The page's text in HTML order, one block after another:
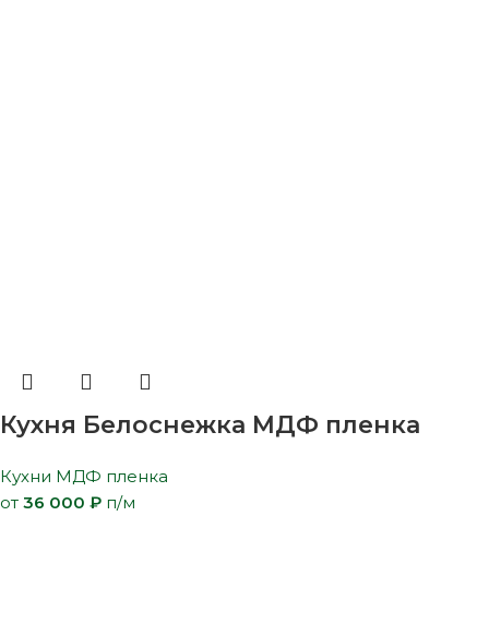
Кухня Белоснежка МДФ пленка
Кухни МДФ пленка
от 36 000 ₽ п/м